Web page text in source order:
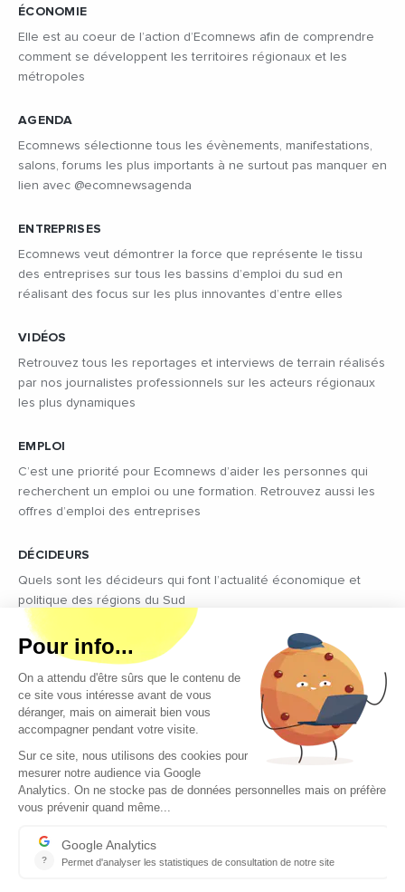
ÉCONOMIE
Elle est au coeur de l’action d’Ecomnews afin de comprendre
comment se développent les territoires régionaux et les
métropoles
AGENDA
Ecomnews sélectionne tous les évènements, manifestations,
salons, forums les plus importants à ne surtout pas manquer en
lien avec @ecomnewsagenda
ENTREPRISES
Ecomnews veut démontrer la force que représente le tissu
des entreprises sur tous les bassins d’emploi du sud en
réalisant des focus sur les plus innovantes d’entre elles
VIDÉOS
Retrouvez tous les reportages et interviews de terrain réalisés
par nos journalistes professionnels sur les acteurs régionaux
les plus dynamiques
EMPLOI
C’est une priorité pour Ecomnews d’aider les personnes qui
recherchent un emploi ou une formation. Retrouvez aussi les
offres d’emploi des entreprises
DÉCIDEURS
Quels sont les décideurs qui font l’actualité économique et
politique des régions du Sud
Copyright © 2026 - Tous droits réservés
Qui sommes-nous ?
Contact
Conditions générales d’utilisation